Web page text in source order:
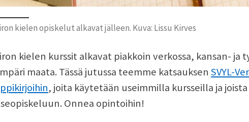
kielen opiskelut alkavat jälleen. Kuva: Lissu Kirves
kielen kurssit alkavat piakkoin verkossa, kansan- ja
maata. Tässä jutussa teemme katsauksen SVYL-
, joita käytetään useimmilla kursseilla ja
Onnea opintoihin!